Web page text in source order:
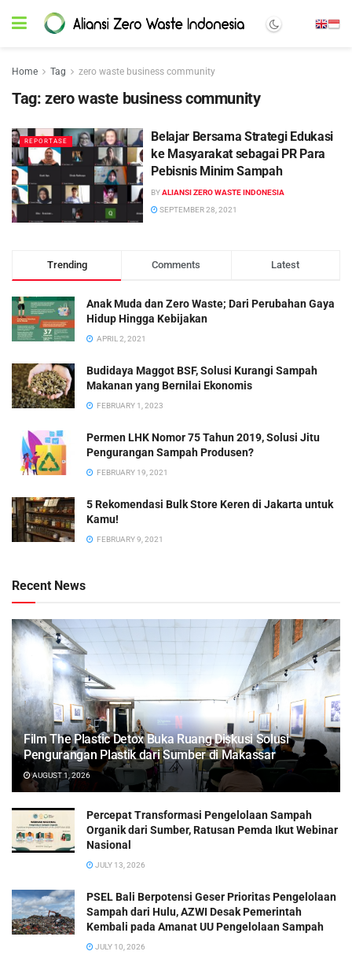
Home Tag zero waste business community
Tag: zero waste business community
REPORTASE
Belajar Bersama Strategi Edukasi
ke Masyarakat sebagai PR Para
Pebisnis Minim Sampah
BYALIANSI ZERO WASTE INDONESIA
SEPTEMBER 28, 2021
Trending Comments Latest
Anak Muda dan Zero Waste; Dari Perubahan Gaya
Hidup Hingga Kebijakan
APRIL 2, 2021
Budidaya Maggot BSF, Solusi Kurangi Sampah
Makanan yang Bernilai Ekonomis
FEBRUARY 1, 2023
Permen LHK Nomor 75 Tahun 2019, Solusi Jitu
Pengurangan Sampah Produsen?
FEBRUARY 19, 2021
5 Rekomendasi Bulk Store Keren di Jakarta untuk
Kamu!
FEBRUARY 9, 2021
Recent News
Film The Plastic Detox Buka Ruang Diskusi Solusi
Pengurangan Plastik dari Sumber di Makassar
AUGUST 1, 2026
Percepat Transformasi Pengelolaan Sampah
Organik dari Sumber, Ratusan Pemda Ikut Webinar
Nasional
JULY 13, 2026
PSEL Bali Berpotensi Geser Prioritas Pengelolaan
Sampah dari Hulu, AZWI Desak Pemerintah
Kembali pada Amanat UU Pengelolaan Sampah
JULY 10, 2026